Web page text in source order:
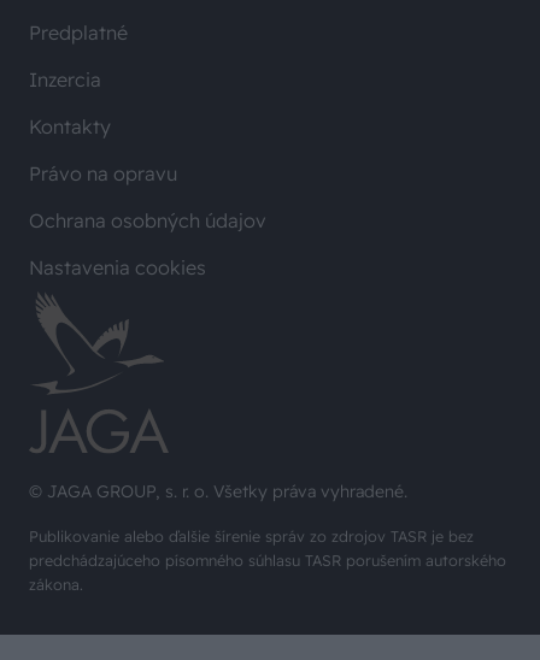
© JAGA GROUP, s. r. o. Všetky práva vyhradené.
Publikovanie alebo ďalšie šírenie správ zo zdrojov TASR je bez
predchádzajúceho písomného súhlasu TASR porušením autorského
zákona.
Predplatné
Inzercia
Kontakty
Právo na opravu
Ochrana osobných údajov
Nastavenia cookies